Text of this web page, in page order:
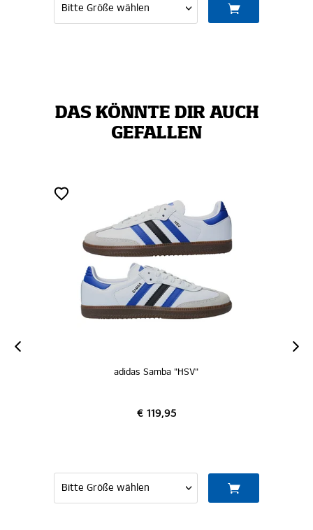
DAS KÖNNTE DIR AUCH
GEFALLEN
adidas Samba "HSV"
€ 119,95